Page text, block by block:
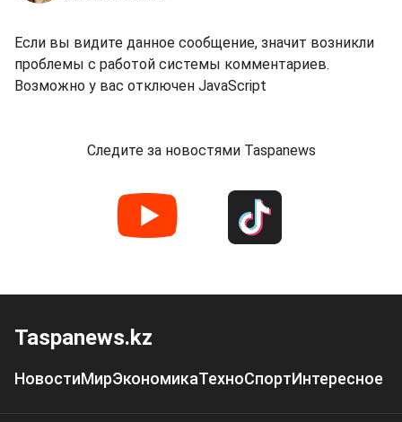
Если вы видите данное сообщение, значит возникли
проблемы с работой системы комментариев.
Возможно у вас отключен JavaScript
Следите за новостями Taspanews
Taspanews.kz
НовостиМирЭкономикаТехноСпортИнтересное